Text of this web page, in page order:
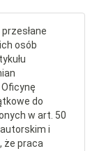
osób
do
w art. 50
i
że praca